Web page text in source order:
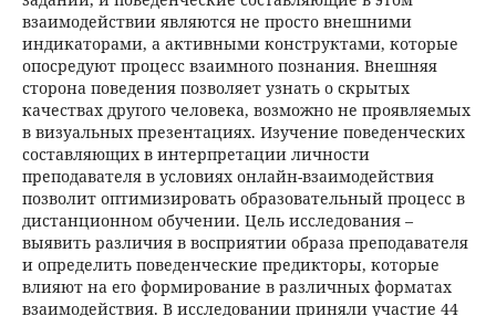
взаимодействии являются не просто внешними
индикаторами, а активными конструктами, которые
опосредуют процесс взаимного познания. Внешняя
сторона поведения позволяет узнать о скрытых
качествах другого человека, возможно не проявляемых
в визуальных презентациях. Изучение поведенческих
составляющих в интерпретации личности
преподавателя в условиях онлайн-взаимодействия
позволит оптимизировать образовательный процесс в
дистанционном обучении. Цель исследования –
выявить различия в восприятии образа преподавателя
и определить поведенческие предикторы, которые
влияют на его формирование в различных форматах
взаимодействия. В исследовании приняли участие 44